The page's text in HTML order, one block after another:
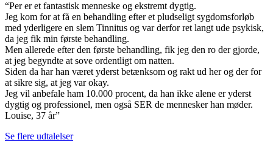
“Per er et fantastisk menneske og ekstremt dygtig.
Jeg kom for at få en behandling efter et pludseligt sygdomsforløb
med yderligere en slem Tinnitus og var derfor ret langt ude psykisk,
da jeg fik min første behandling.
Men allerede efter den første behandling, fik jeg den ro der gjorde,
at jeg begyndte at sove ordentligt om natten.
Siden da har han været yderst betænksom og rakt ud her og der for
at sikre sig, at jeg var okay.
Jeg vil anbefale ham 10.000 procent, da han ikke alene er yderst
dygtig og professionel, men også SER de mennesker han møder.
Louise, 37 år”
Se flere udtalelser